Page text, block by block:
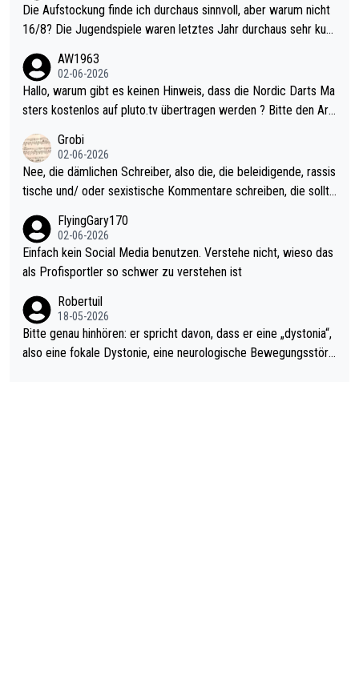
Die Aufstockung finde ich durchaus sinnvoll, aber warum nicht
16/8? Die Jugendspiele waren letztes Jahr durchaus sehr kurz
Allerdings ist Mitchell Lawrie als Nummer 1 der Welt eh qualifi
ziert. Somit ändert die automatische Qualifikation des Weltmei
sters erstmal nichts. Ich denke sie wollen damit für nächstes J
ohl wenig WDF Turniere spielen. Dies war bei Archie Self letzt
es Jahr der Fall. Er musste als amtierender Weltmeister durch
den Qualifier und ich glaube kaum, dass Mitchel sich das (in Ve
gas) antun würde, wenn er doch eigentlich die PDC-WM als Zi
el hat.
AW1963
02-06-2026
Hallo, warum gibt es keinen Hinweis, dass die Nordic Darts Ma
sters kostenlos auf pluto.tv übertragen werden ? Bitte den Arti
Grobi
02-06-2026
Nee, die dämlichen Schreiber, also die, die beleidigende, rassis
tische und/ oder sexistische Kommentare schreiben, die sollte
s Leben in den Griff kriegen. Nur eins wundert mich: Luke Little
r war doch neulich erst derjenige, der über Social Media GvV p
rovoziert hat. Und Littlers Mutter schießt öfters mal gegen Ric
FlyingGary170
02-06-2026
Einfach kein Social Media benutzen. Verstehe nicht, wieso das
als Profisportler so schwer zu verstehen ist
Robertuil
18-05-2026
Bitte genau hinhören: er spricht davon, dass er eine „dystonia“,
also eine fokale Dystonie, eine neurologische Bewegungsstöru